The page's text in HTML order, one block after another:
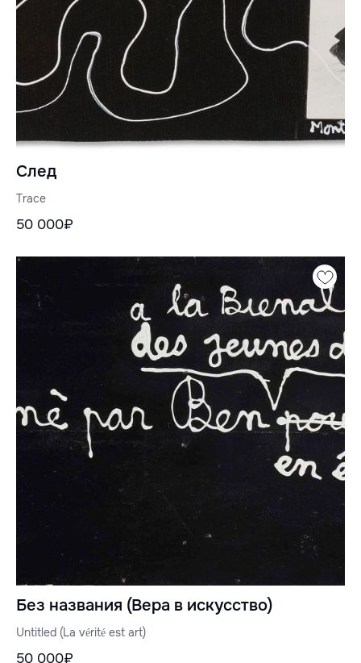
След
Trace
50 000₽
Без названия (Вера в искусство)
Untitled (La vérité est art)
50 000₽